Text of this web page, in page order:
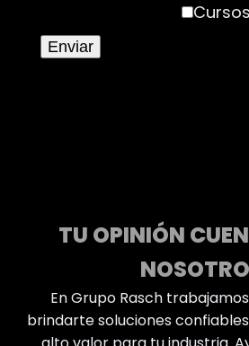
Cursos
TU OPINIÓN
En Grupo Rasch
brindarte soluciones